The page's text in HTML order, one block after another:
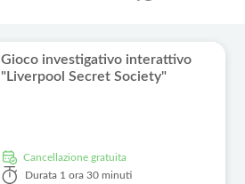
Gioco investigativo interattivo
"Liverpool Secret Society"
Cancellazione gratuita
Durata 1 ora 30 minuti